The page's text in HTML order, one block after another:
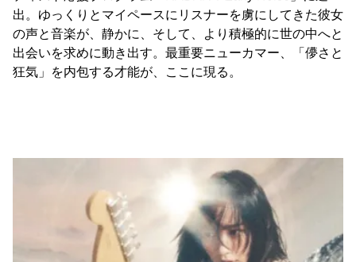
出。ゆっくりとマイペースにリスナーを虜にしてきた彼女
の声と音楽が、静かに、そして、より積極的に世の中へと
出会いを求めに動き出す。最重要ニューカマー、「儚さと
狂気」を内包する才能が、ここに現る。